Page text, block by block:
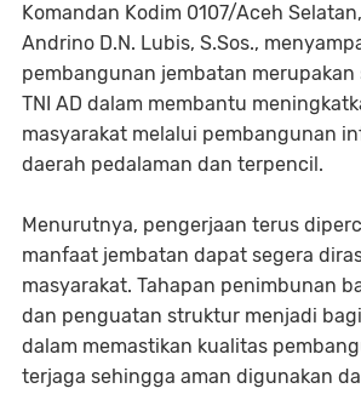
Komandan Kodim 0107/Aceh
Andrino D.N. Lubis, S.Sos.,
pembangunan jembatan merupakan
TNI AD dalam membantu
masyarakat melalui pembangunan
daerah pedalaman dan terpencil.
Menurutnya, pengerjaan terus
manfaat jembatan dapat segera
masyarakat. Tahapan penimbunan
dan penguatan struktur menjadi
dalam memastikan kualitas
terjaga sehingga aman digunakan